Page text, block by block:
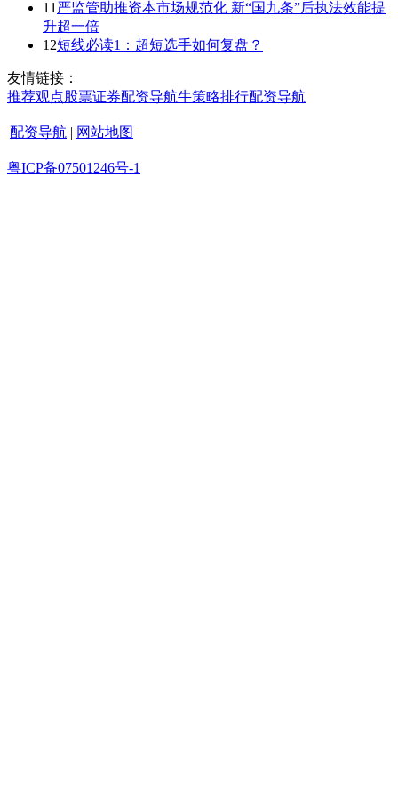
11 严监管助推资本市场规范化 新“国九条”后执法效能提
升超一倍
12短线必读1：超短选手如何复盘？
友情链接：
推荐观点股票证券配资导航牛策略排行配资导航
配资导航 | 网站地图
粤ICP备07501246号-1